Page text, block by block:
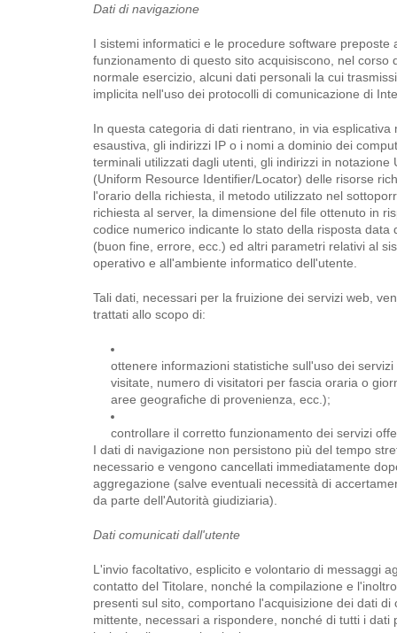
Dati di navigazione
I sistemi informatici e le procedure software preposte
funzionamento di questo sito acquisiscono, nel corso
normale esercizio, alcuni dati personali la cui
implicita nell'uso dei protocolli di comunicazione di
In questa categoria di dati rientrano, in via esplicativa
esaustiva, gli indirizzi IP o i nomi a dominio dei
terminali utilizzati dagli utenti, gli indirizzi in notazione
(Uniform Resource Identifier/Locator) delle risorse
l'orario della richiesta, il metodo utilizzato nel
richiesta al server, la dimensione del file ottenuto in
codice numerico indicante lo stato della risposta data
(buon fine, errore, ecc.) ed altri parametri relativi al
operativo e all'ambiente informatico dell'utente.
Tali dati, necessari per la fruizione dei servizi web,
trattati allo scopo di:
ottenere informazioni statistiche sull'uso dei
visitate, numero di visitatori per fascia oraria o
aree geografiche di provenienza, ecc.);
controllare il corretto funzionamento dei servizi
I dati di navigazione non persistono più del tempo
necessario e vengono cancellati immediatamente
aggregazione (salve eventuali necessità di
da parte dell'Autorità giudiziaria).
Dati comunicati dall'utente
L'invio facoltativo, esplicito e volontario di messaggi
contatto del Titolare, nonché la compilazione e
presenti sul sito, comportano l'acquisizione dei dati di
mittente, necessari a rispondere, nonché di tutti i dati